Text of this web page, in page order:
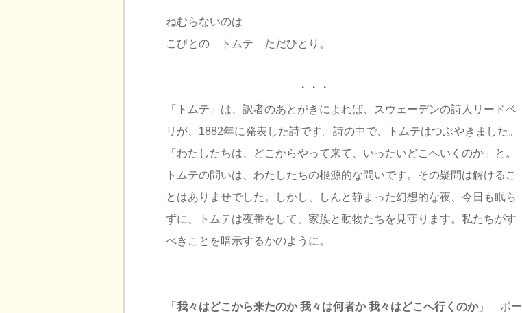
ねむらないのは
こびとの トムテ ただひとり。
・・・
「トムテ」は、訳者のあとがきによれば、スウェーデンの詩人リードベ
リが、1882年に発表した詩です。詩の中で、トムテはつぶやきました。
「わたしたちは、どこからやって来て、いったいどこへいくのか」と。
トムテの問いは、わたしたちの根源的な問いです。その疑問は解けるこ
とはありませでした。しかし、しんと静まった幻想的な夜、今日も眠ら
ずに、トムテは夜番をして、家族と動物たちを見守ります。私たちがす
べきことを暗示するかのように。
「我々はどこから来たのか 我々は何者か 我々はどこへ行くのか」 ポー